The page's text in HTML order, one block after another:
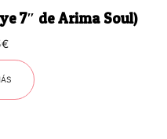
7″ de Arima Soul)
€